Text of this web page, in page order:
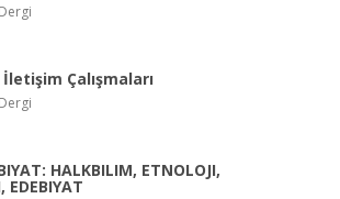
Çalışmaları
HALKBILIM, ETNOLOJI,
EDEBIYAT